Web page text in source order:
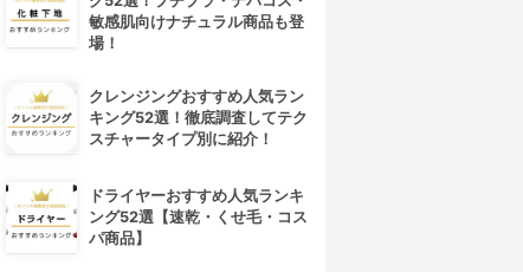
敏感肌向けナチュラル商品も登
場！
クレンジングおすすめ人気ラン
キング52選！徹底調査してテク
スチャータイプ別に紹介！
ドライヤーおすすめ人気ランキ
ング52選【速乾・くせ毛・コス
パ商品】